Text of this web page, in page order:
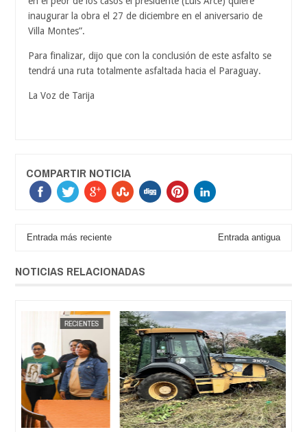
inaugurar la obra el 27 de diciembre en el aniversario de
Villa Montes”.
Para finalizar, dijo que con la conclusión de este asfalto se
tendrá una ruta totalmente asfaltada hacia el Paraguay.
La Voz de Tarija
COMPARTIR NOTICIA
Entrada más reciente Entrada antigua
NOTICIAS RELACIONADAS
DESTACADOS JORGE MOLINA